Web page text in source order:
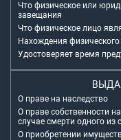
Что физическое или
завещания
Что физическое лицо
Нахождения
Удостоверяет время
О праве на наследство
О праве собственности
случае смерти одного из
О приобретении